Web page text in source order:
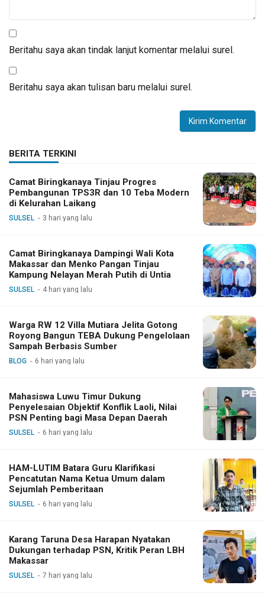
Beritahu saya akan tindak lanjut komentar melalui surel.
Beritahu saya akan tulisan baru melalui surel.
BERITA TERKINI
Camat Biringkanaya Tinjau Progres
Pembangunan TPS3R dan 10 Teba Modern
di Kelurahan Laikang
SULSEL 3 hari yang lalu
Camat Biringkanaya Dampingi Wali Kota
Makassar dan Menko Pangan Tinjau
Kampung Nelayan Merah Putih di Untia
SULSEL 4 hari yang lalu
Warga RW 12 Villa Mutiara Jelita Gotong
Royong Bangun TEBA Dukung Pengelolaan
Sampah Berbasis Sumber
BLOG 6 hari yang lalu
Mahasiswa Luwu Timur Dukung
Penyelesaian Objektif Konflik Laoli, Nilai
PSN Penting bagi Masa Depan Daerah
SULSEL 6 hari yang lalu
HAM-LUTIM Batara Guru Klarifikasi
Pencatutan Nama Ketua Umum dalam
Sejumlah Pemberitaan
SULSEL 6 hari yang lalu
Karang Taruna Desa Harapan Nyatakan
Dukungan terhadap PSN, Kritik Peran LBH
Makassar
SULSEL 7 hari yang lalu